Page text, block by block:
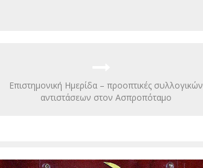
Επιστημονική Ημερίδα – προοπτικές συλλογικών
αντιστάσεων στον Ασπροπόταμο